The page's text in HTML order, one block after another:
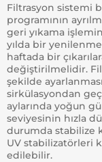
Filtrasyon sistemi
programının
geri yıkama
yılda bir
haftada bir
değiştirilmelidir.
şekilde
sirkülasyondan
aylarında yoğun
seviyesinin hızla
durumda stabilize
UV stabilizatörleri
edilebilir.